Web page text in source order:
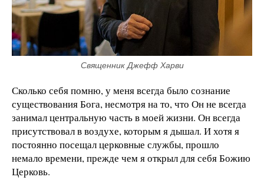
Священник Джефф Харви
Сколько себя помню, у меня всегда было сознание
существования Бога, несмотря на то, что Он не всегда
занимал центральную часть в моей жизни. Он всегда
присутствовал в воздухе, которым я дышал. И хотя я
постоянно посещал церковные службы, прошло
немало времени, прежде чем я открыл для себя Божию
Церковь.